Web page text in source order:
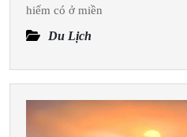
hiếm có ở miền
Du Lịch